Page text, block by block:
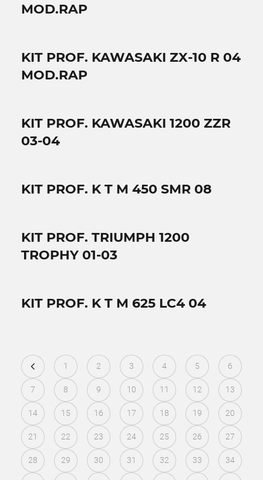
MOD.RAP
KIT PROF. KAWASAKI ZX-10 R 04
MOD.RAP
KIT PROF. KAWASAKI 1200 ZZR
03-04
KIT PROF. K T M 450 SMR 08
KIT PROF. TRIUMPH 1200
TROPHY 01-03
KIT PROF. K T M 625 LC4 04
1 2 3 4 5 6
7 8 9 10 11 12 13
14 15 16 17 18 19 20
21 22 23 24 25 26 27
28 29 30 31 32 33 34